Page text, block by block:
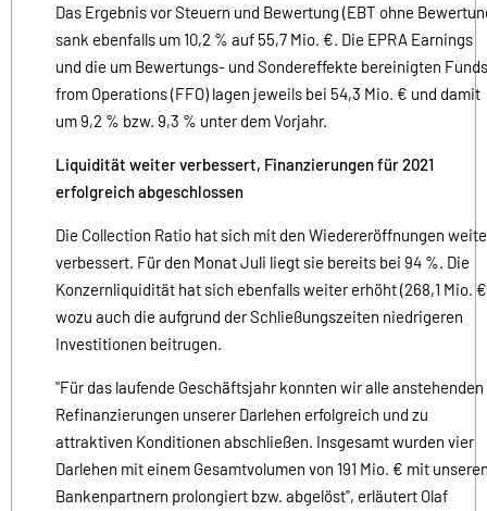
Das Ergebnis vor Steuern und Bewertung (EBT ohne
sank ebenfalls um 10,2 % auf 55,7 Mio. €. Die EPRA Earnings
und die um Bewertungs- und Sondereffekte bereinigten Funds
from Operations (FFO) lagen jeweils bei 54,3 Mio. € und damit
um 9,2 % bzw. 9,3 % unter dem Vorjahr.
Liquidität weiter verbessert, Finanzierungen für 2021
erfolgreich abgeschlossen
Die Collection Ratio hat sich mit den Wiedereröffnungen
verbessert. Für den Monat Juli liegt sie bereits bei 94 %. Die
Konzernliquidität hat sich ebenfalls weiter erhöht (268,1 Mio.
wozu auch die aufgrund der Schließungszeiten niedrigeren
Investitionen beitrugen.
"Für das laufende Geschäftsjahr konnten wir alle anstehenden
Refinanzierungen unserer Darlehen erfolgreich und zu
attraktiven Konditionen abschließen. Insgesamt wurden vier
Darlehen mit einem Gesamtvolumen von 191 Mio. € mit
Bankenpartnern prolongiert bzw. abgelöst", erläutert Olaf